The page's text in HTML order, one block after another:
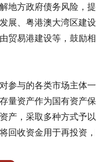
地方政府债务风险，
展、粤港澳大湾区建
贸易港建设等，鼓励
参与的各类市场主体
量资产作为国有资产
产，采取多种方式予
回收资金用于再投资